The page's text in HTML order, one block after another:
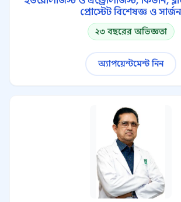
প্রোস্টেট বিশেষজ্ঞ ও সার্জন
২৩ বছরের অভিজ্ঞতা
অ্যাপয়েন্টমেন্ট নিন